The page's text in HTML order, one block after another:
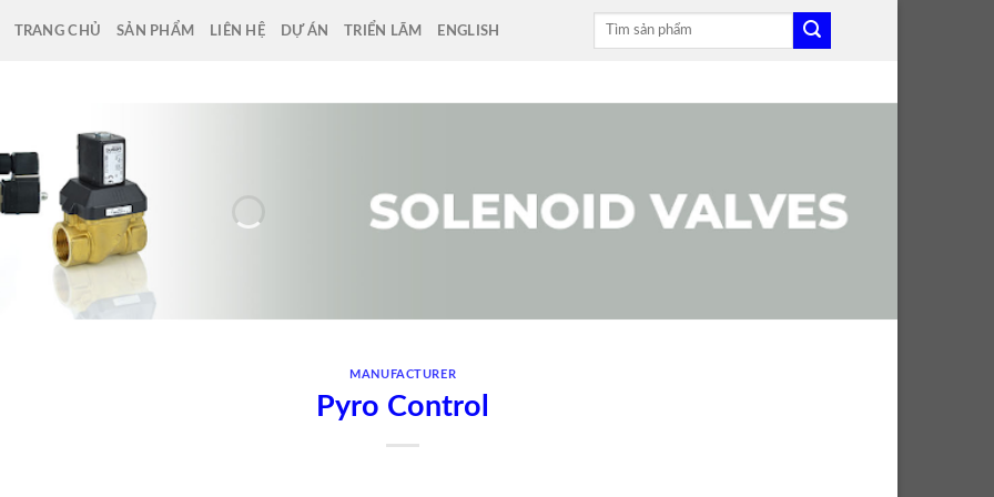
TRANG CHỦ SẢN PHẨM LIÊN HỆ DỰ ÁN TRIỂN LÃM ENGLISH
Tìm
MANUFACTURER
Pyro Control